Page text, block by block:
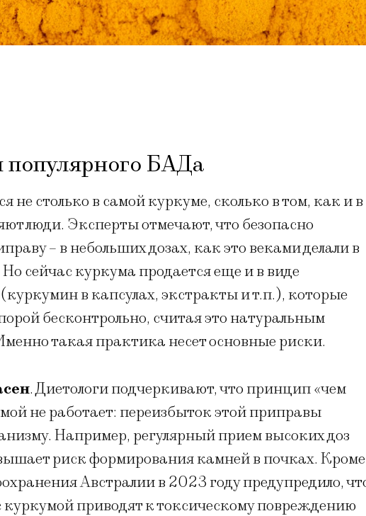
БАДа
не столько в самой куркуме, сколько в том, как и в
люди. Эксперты отмечают, что безопасно
– в небольших дозах, как это веками делали в
сейчас куркума продается еще и в виде
в капсулах, экстракты и т.п.), которые
бесконтрольно, считая это натуральным
такая практика несет основные риски.
. Диетологи подчеркивают, что принцип «чем
не работает: переизбыток этой приправы
Например, регулярный прием высоких доз
риск формирования камней в почках. Кроме
Австралии в 2023 году предупредило,
куркумой приводят к токсическому повреждению